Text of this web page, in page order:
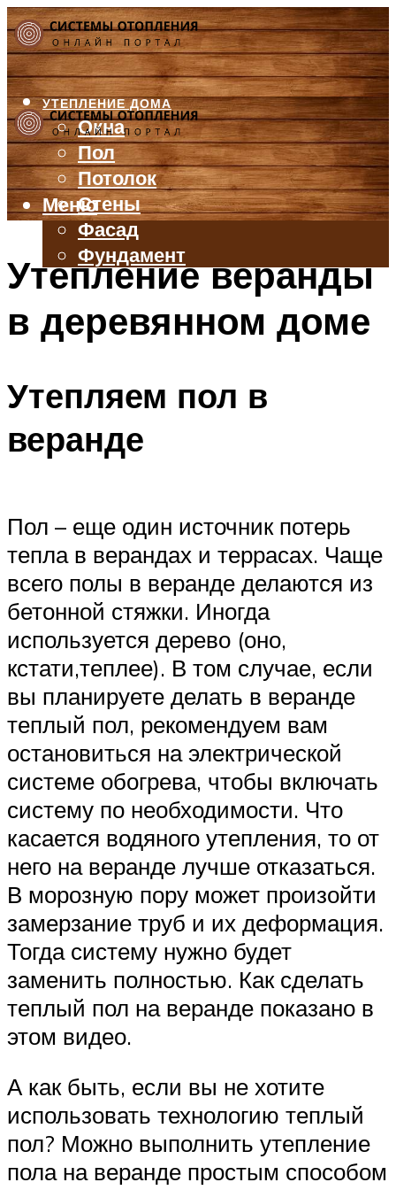
УТЕПЛЕНИЕ ДОМА
Окна
Пол
Потолок
Стены
Фасад
Фундамент
БАЛКОН И ЛОДЖИЯ
ВЕНТИЛЯЦИЯ
Меню
Утепление веранды
в деревянном доме
Утепляем пол в
веранде
Пол – еще один источник потерь
тепла в верандах и террасах. Чаще
всего полы в веранде делаются из
бетонной стяжки. Иногда
используется дерево (оно,
кстати,теплее). В том случае, если
вы планируете делать в веранде
теплый пол, рекомендуем вам
остановиться на электрической
системе обогрева, чтобы включать
систему по необходимости. Что
касается водяного утепления, то от
него на веранде лучше отказаться.
В морозную пору может произойти
замерзание труб и их деформация.
Тогда систему нужно будет
заменить полностью. Как сделать
теплый пол на веранде показано в
этом видео.
А как быть, если вы не хотите
использовать технологию теплый
пол? Можно выполнить утепление
пола на веранде простым способом